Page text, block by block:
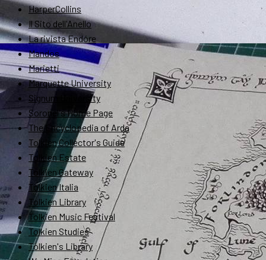
HarperCollins
Il Sito dell'Anello
La rivista Endóre
Mandos
Marietti
Marquette University
Signum University
Soronel's Home Page
The Encyclopedia of Arda
Tolkien Collector's Guide
Tolkien Estate
Tolkien Gateway
Tolkien Italia
Tolkien Library
Tolkien Music Festival
Tolkien Studies
Tolkien's Library